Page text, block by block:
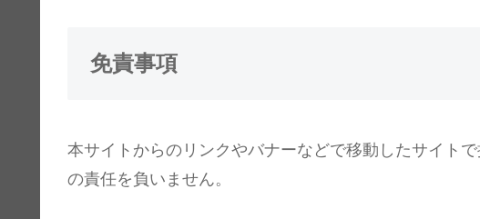
免責事項
本サイトからのリンクやバナーなどで移動したサイト
の責任を負いません。